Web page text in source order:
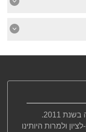
2011.
ולמרות היותינו